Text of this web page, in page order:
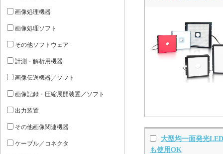
大型均一面発光
も使用OK
画像処理機器
画像処理ソフト
その他ソフトウェア
計測・解析用機器
画像伝送機器／ソフト
画像記録・圧縮展開装置／ソフト
出力装置
その他画像関連機器
ケーブル／コネクタ